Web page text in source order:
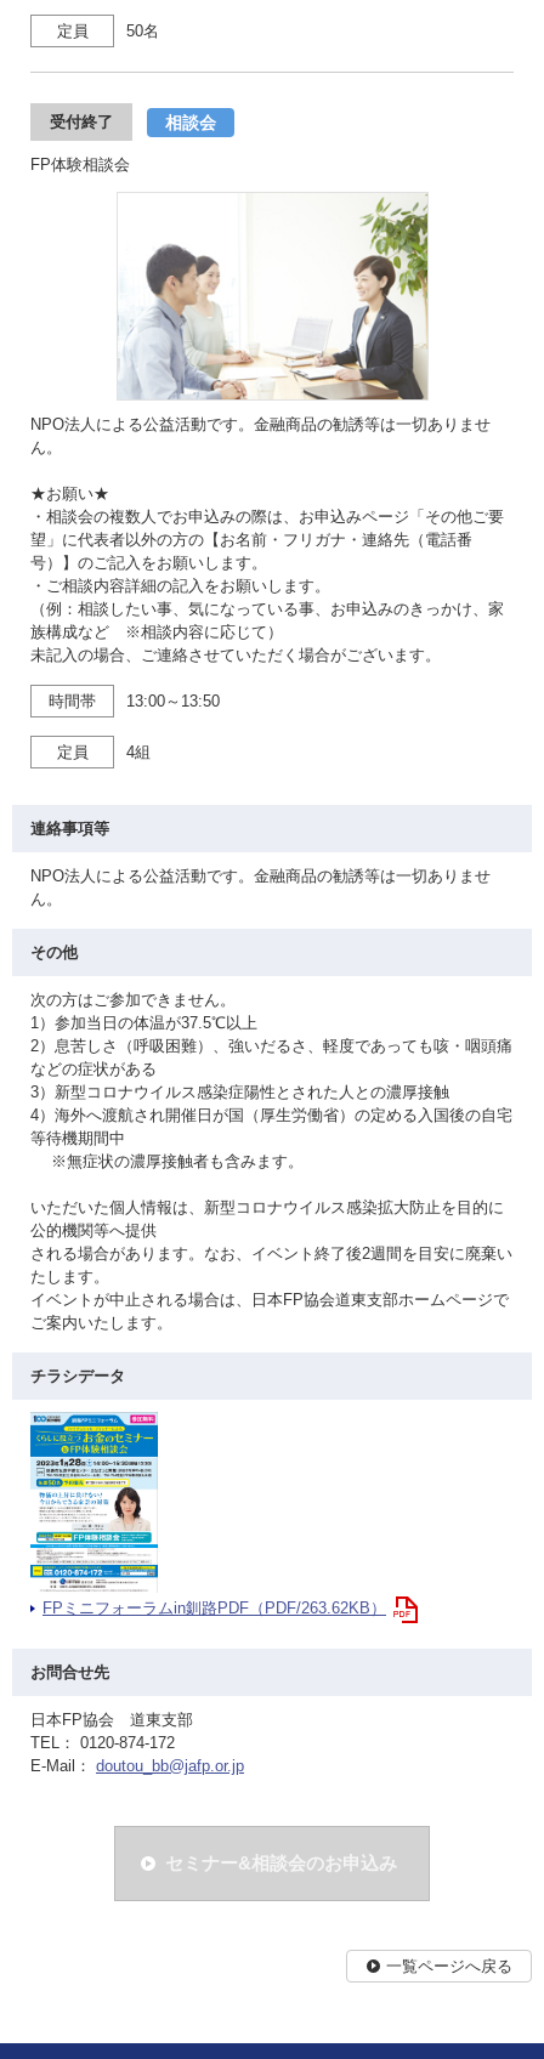
定員 50名
受付終了 相談会
FP体験相談会
NPO法人による公益活動です。金融商品の勧誘等は一切ありませ
ん。
★お願い★
・相談会の複数人でお申込みの際は、お申込みページ「その他ご要
望」に代表者以外の方の【お名前・フリガナ・連絡先（電話番
号）】のご記入をお願いします。
・ご相談内容詳細の記入をお願いします。
（例：相談したい事、気になっている事、お申込みのきっかけ、家
族構成など ※相談内容に応じて）
未記入の場合、ご連絡させていただく場合がございます。
時間帯 13:00～13:50
定員 4組
連絡事項等
NPO法人による公益活動です。金融商品の勧誘等は一切ありませ
ん。
その他
次の方はご参加できません。
1）参加当日の体温が37.5℃以上
2）息苦しさ（呼吸困難）、強いだるさ、軽度であっても咳・咽頭痛
などの症状がある
3）新型コロナウイルス感染症陽性とされた人との濃厚接触
4）海外へ渡航され開催日が国（厚生労働省）の定める入国後の自宅
等待機期間中
※無症状の濃厚接触者も含みます。
いただいた個人情報は、新型コロナウイルス感染拡大防止を目的に
公的機関等へ提供
される場合があります。なお、イベント終了後2週間を目安に廃棄い
たします。
イベントが中止される場合は、日本FP協会道東支部ホームページで
ご案内いたします。
チラシデータ
FPミニフォーラムin釧路PDF（PDF/263.62KB）
お問合せ先
日本FP協会 道東支部
TEL： 0120-874-172
E-Mail： doutou_bb@jafp.or.jp
セミナー&相談会のお申込み
一覧ページへ戻る